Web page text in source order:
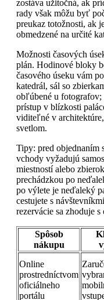
zostáva užitočná, ak
rady však môžu byť
preukaz totožnosti, ak
obmedzené na určité
Možnosti časových
plán. Hodinové bloky
časového úseku vám
katedrál, sál so
obľúbené u fotografov;
prístup v blízkosti
viditeľné v
svetlom.
Tipy: pred objednaním
vchody vyžadujú
miestností alebo
prechádzkou po
po výlete je neďaleký
cestujete s
rezervácie sa zhoduje
Spôsob
nákupu
Online
prostredníctvom
oficiálneho
portálu